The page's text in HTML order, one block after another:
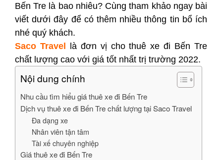
Bến Tre là bao nhiêu? Cùng tham khảo ngay bài
viết dưới đây để có thêm nhiều thông tin bổ ích
nhé quý khách.
Saco Travel là đơn vị cho thuê xe đi Bến Tre
chất lượng cao với giá tốt nhất trị trường 2022.
Nội dung chính
Nhu cầu tìm hiểu giá thuê xe đi Bến Tre
Dịch vụ thuê xe đi Bến Tre chất lượng tại Saco Travel
Đa dạng xe
Nhân viên tận tâm
Tài xế chuyên nghiệp
Giá thuê xe đi Bến Tre